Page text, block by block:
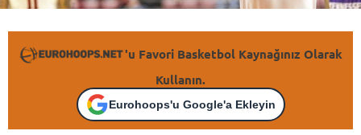
'u Favori Basketbol Kaynağınız Olarak
Kullanın.
Eurohoops'u Google'a Ekleyin